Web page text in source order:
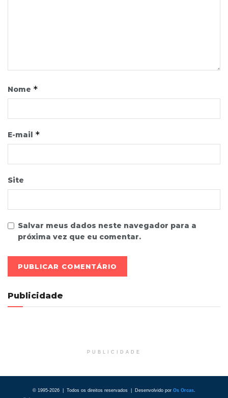
Nome *
E-mail *
Site
Salvar meus dados neste navegador para a
próxima vez que eu comentar.
Publicidade
PUBLICIDADE
© 1995-2026 | Todos os direitos reservados | Desenvolvido por Os Orcas.